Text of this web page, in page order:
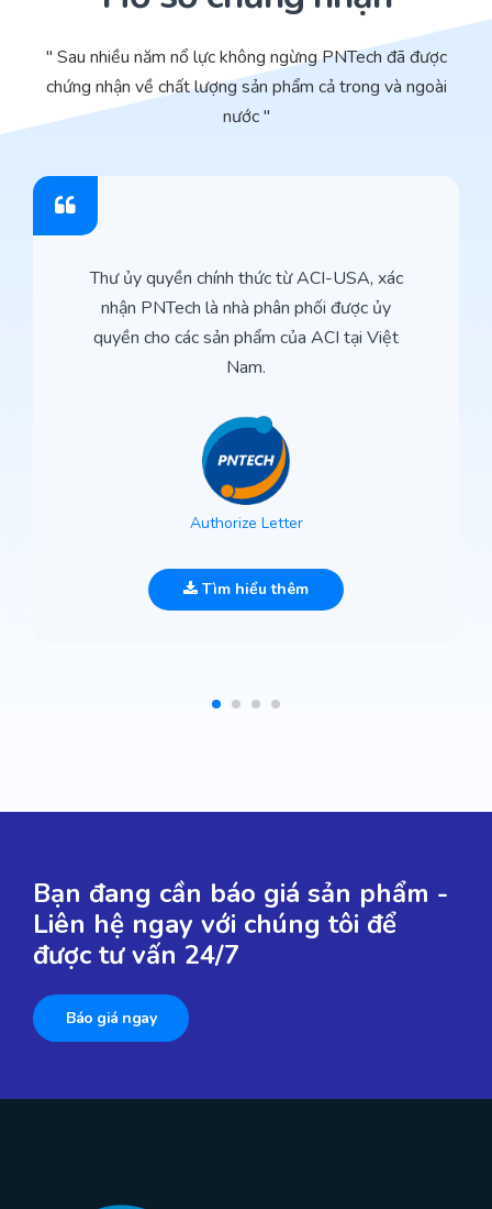
" Sau nhiều năm nổ lực không ngừng PNTech đã được
chứng nhận về chất lượng sản phẩm cả trong và ngoài
nước "
Thư ủy quyền chính thức từ ACI-USA, xác
nhận PNTech là nhà phân phối được ủy
quyền cho các sản phẩm của ACI tại Việt
Nam.
Authorize Letter
Tìm hiểu thêm
Bạn đang cần báo giá sản phẩm -
Liên hệ ngay với chúng tôi để
được tư vấn 24/7
Báo giá ngay